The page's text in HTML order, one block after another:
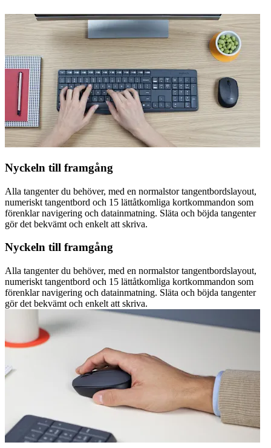
Nyckeln till framgång
Alla tangenter du behöver, med en normalstor tangentbordslayout,
numeriskt tangentbord och 15 lättåtkomliga kortkommandon som
förenklar navigering och datainmatning. Släta och böjda tangenter
gör det bekvämt och enkelt att skriva.
Nyckeln till framgång
Alla tangenter du behöver, med en normalstor tangentbordslayout,
numeriskt tangentbord och 15 lättåtkomliga kortkommandon som
förenklar navigering och datainmatning. Släta och böjda tangenter
gör det bekvämt och enkelt att skriva.